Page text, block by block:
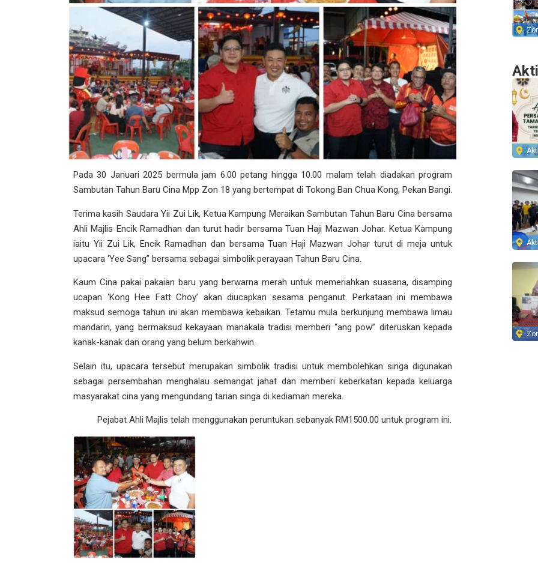
Pada 30 Januari 2025 bermula jam 6.00 petang hingga 10.00 malam telah diadakan program
Sambutan Tahun Baru Cina Mpp Zon 18 yang bertempat di Tokong Ban Chua Kong, Pekan Bangi.
Terima kasih Saudara Yii Zui Lik, Ketua Kampung Meraikan Sambutan Tahun Baru Cina bersama
Ahli Majlis Encik Ramadhan dan turut hadir bersama Tuan Haji Mazwan Johar. Ketua Kampung
iaitu Yii Zui Lik, Encik Ramadhan dan bersama Tuan Haji Mazwan Johar turut di meja untuk
upacara ‘Yee Sang” bersama sebagai simbolik perayaan Tahun Baru Cina.
Kaum Cina pakai pakaian baru yang berwarna merah untuk memeriahkan suasana, disamping
ucapan ‘Kong Hee Fatt Choy’ akan diucapkan sesama penganut. Perkataan ini membawa
maksud semoga tahun ini akan membawa kebaikan. Tetamu mula berkunjung membawa limau
mandarin, yang bermaksud kekayaan manakala tradisi memberi “ang pow” diteruskan kepada
kanak-kanak dan orang yang belum berkahwin.
Selain itu, upacara tersebut merupakan simbolik tradisi untuk membolehkan singa digunakan
sebagai persembahan menghalau semangat jahat dan memberi keberkatan kepada keluarga
masyarakat cina yang mengundang tarian singa di kediaman mereka.
Pejabat Ahli Majlis telah menggunakan peruntukan sebanyak RM1500.00 untuk program ini.